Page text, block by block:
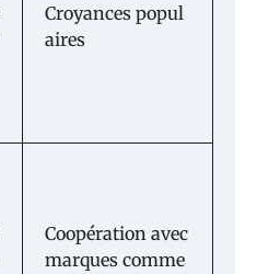
Croyances popul
aires
Coopération avec
marques comme